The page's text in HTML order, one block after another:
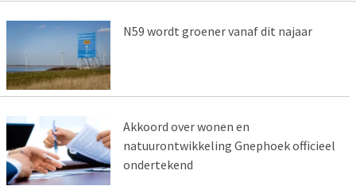
N59 wordt groener vanaf dit najaar
Akkoord over wonen en
natuurontwikkeling Gnephoek officieel
ondertekend